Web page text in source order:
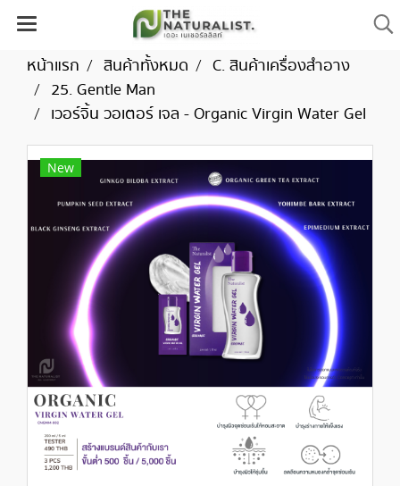
หน้าแรก สินค้าทั้งหมด
C. สินค้าเครื่องสำอาง
25. Gentle Man
เวอร์จิ้น วอเตอร์ เจล - Organic Virgin Water Gel
New